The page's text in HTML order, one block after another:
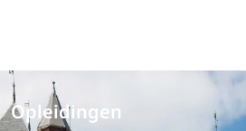
Opleidingen